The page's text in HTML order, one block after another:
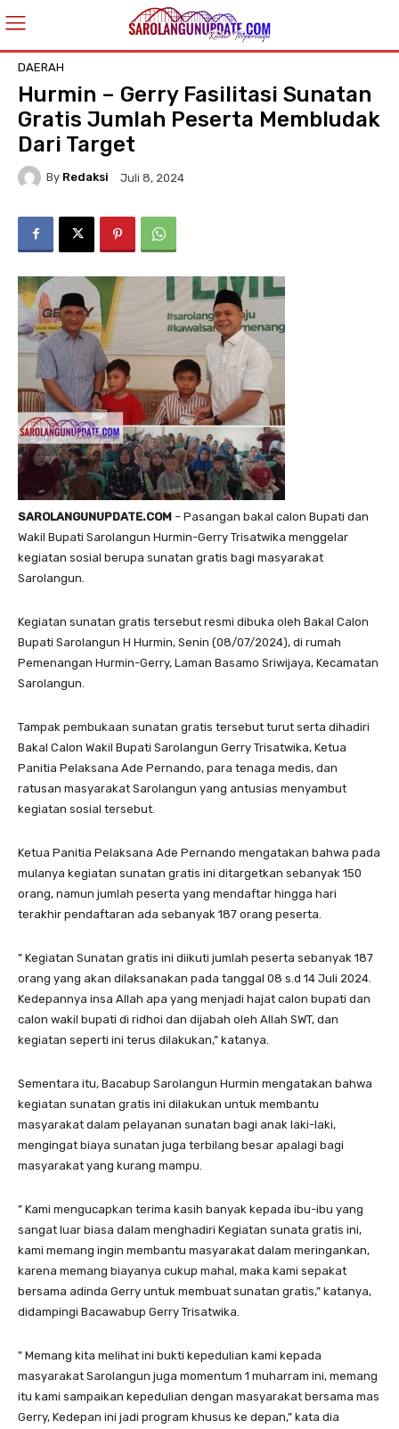
DAERAH
Hurmin – Gerry Fasilitasi Sunatan
Gratis Jumlah Peserta Membludak
Dari Target
By Redaksi Juli 8, 2024
SAROLANGUNUPDATE.COM – Pasangan bakal calon Bupati dan
Wakil Bupati Sarolangun Hurmin-Gerry Trisatwika menggelar
kegiatan sosial berupa sunatan gratis bagi masyarakat
Sarolangun.
Kegiatan sunatan gratis tersebut resmi dibuka oleh Bakal Calon
Bupati Sarolangun H Hurmin, Senin (08/07/2024), di rumah
Pemenangan Hurmin-Gerry, Laman Basamo Sriwijaya, Kecamatan
Sarolangun.
Tampak pembukaan sunatan gratis tersebut turut serta dihadiri
Bakal Calon Wakil Bupati Sarolangun Gerry Trisatwika, Ketua
Panitia Pelaksana Ade Pernando, para tenaga medis, dan
ratusan masyarakat Sarolangun yang antusias menyambut
kegiatan sosial tersebut.
Ketua Panitia Pelaksana Ade Pernando mengatakan bahwa pada
mulanya kegiatan sunatan gratis ini ditargetkan sebanyak 150
orang, namun jumlah peserta yang mendaftar hingga hari
terakhir pendaftaran ada sebanyak 187 orang peserta.
” Kegiatan Sunatan gratis ini diikuti jumlah peserta sebanyak 187
orang yang akan dilaksanakan pada tanggal 08 s.d 14 Juli 2024.
Kedepannya insa Allah apa yang menjadi hajat calon bupati dan
calon wakil bupati di ridhoi dan dijabah oleh Allah SWT, dan
kegiatan seperti ini terus dilakukan,” katanya.
Sementara itu, Bacabup Sarolangun Hurmin mengatakan bahwa
kegiatan sunatan gratis ini dilakukan untuk membantu
masyarakat dalam pelayanan sunatan bagi anak laki-laki,
mengingat biaya sunatan juga terbilang besar apalagi bagi
masyarakat yang kurang mampu.
” Kami mengucapkan terima kasih banyak kepada ibu-ibu yang
sangat luar biasa dalam menghadiri Kegiatan sunata gratis ini,
kami memang ingin membantu masyarakat dalam meringankan,
karena memang biayanya cukup mahal, maka kami sepakat
bersama adinda Gerry untuk membuat sunatan gratis,” katanya,
didampingi Bacawabup Gerry Trisatwika.
” Memang kita melihat ini bukti kepedulian kami kepada
masyarakat Sarolangun juga momentum 1 muharram ini, memang
itu kami sampaikan kepedulian dengan masyarakat bersama mas
Gerry, Kedepan ini jadi program khusus ke depan,” kata dia